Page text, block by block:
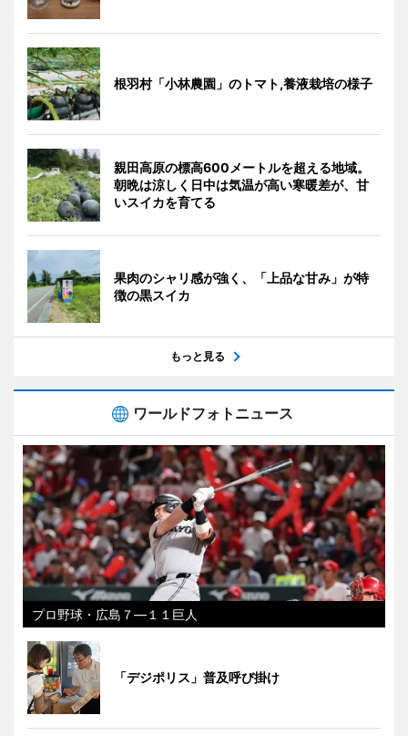
根羽村「小林農園」のトマト,養液栽培の様子
親田高原の標高600メートルを超える地域。
朝晩は涼しく日中は気温が高い寒暖差が、甘
いスイカを育てる
果肉のシャリ感が強く、「上品な甘み」が特
徴の黒スイカ
もっと見る
ワールドフォトニュース
プロ野球・広島７―１１巨人
「デジポリス」普及呼び掛け